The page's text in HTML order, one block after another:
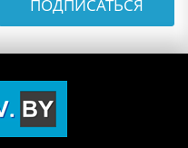
ПОДПИСАТЬСЯ